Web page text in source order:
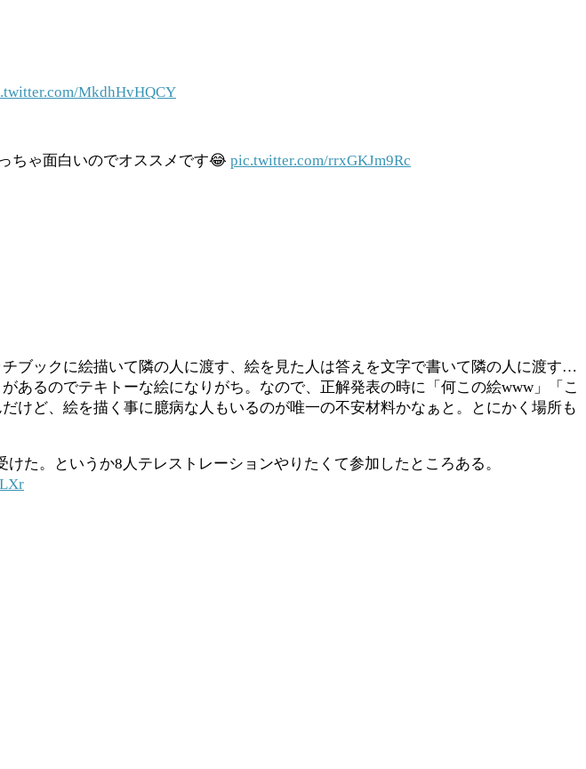
MkdhHvHQCY
ちゃ面白いのでオススメです😂 pic.twitter.com/rrxGKJm9Rc
ブックに絵描いて隣の人に渡す、絵を見た人は答えを文字で書いて隣の人に渡す…
るのでテキトーな絵になりがち。なので、正解発表の時に「何この絵www」「こ
けど、絵を描く事に臆病な人もいるのが唯一の不安材料かなぁと。とにかく場所も
た。というか8人テレストレーションやりたくて参加したところある。